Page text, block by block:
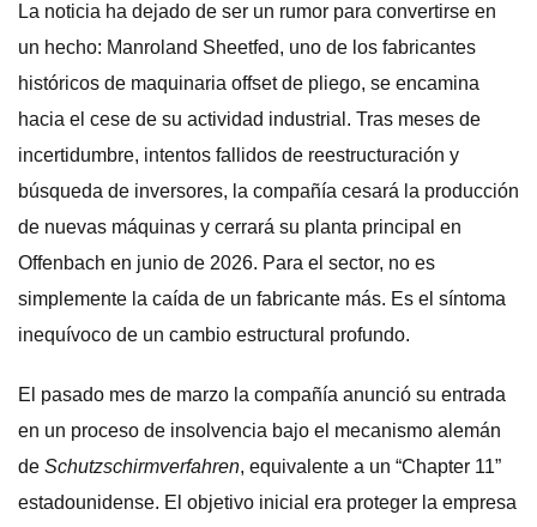
La noticia ha dejado de ser un rumor para convertirse en
un hecho: Manroland Sheetfed, uno de los fabricantes
históricos de maquinaria offset de pliego, se encamina
hacia el cese de su actividad industrial. Tras meses de
incertidumbre, intentos fallidos de reestructuración y
búsqueda de inversores, la compañía cesará la producción
de nuevas máquinas y cerrará su planta principal en
Offenbach en junio de 2026. Para el sector, no es
simplemente la caída de un fabricante más. Es el síntoma
inequívoco de un cambio estructural profundo.
El pasado mes de marzo la compañía anunció su entrada
en un proceso de insolvencia bajo el mecanismo alemán
de Schutzschirmverfahren, equivalente a un “Chapter 11”
estadounidense. El objetivo inicial era proteger la empresa